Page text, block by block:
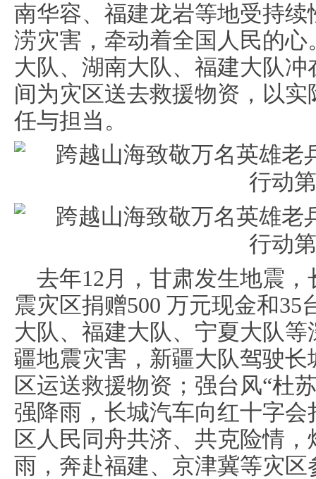
南华容、福建龙岩等地受持
涝灾害，牵动着全国人民的
大队、湖南大队、福建大队
间为灾区送去救援物资，以
任与担当。
去年12月，甘肃发生地震
震灾区捐赠500 万元现金和
大队、福建大队、宁夏大队
疆地震灾害，新疆大队驾驶
区运送救援物资；强台风“杜
强降雨，长城汽车向红十字
区人民同舟共济、共克险情
雨，奔赴福建、京津冀等灾区